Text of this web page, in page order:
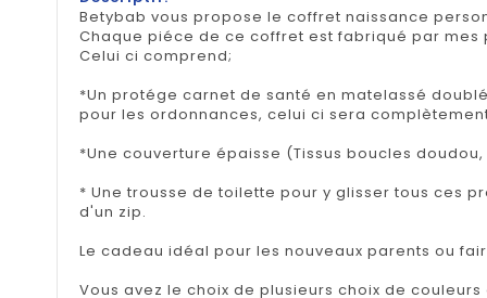
Betybab vous propose le coffret naissance
Chaque piéce de ce coffret est fabriqué par
Celui ci comprend;
*Un protége carnet de santé en matelassé
pour les ordonnances, celui ci sera
*Une couverture épaisse (Tissus boucles
* Une trousse de toilette pour y glisser tous ces
d'un zip.
Le cadeau idéal pour les nouveaux parents ou
Vous avez le choix de plusieurs choix de